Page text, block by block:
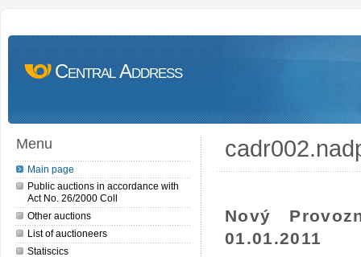
Central Address
Menu
Main page
Public auctions in accordance with
Act No. 26/2000 Coll
Other auctions
List of auctioneers
Statiscics
Nový
01.01.2011